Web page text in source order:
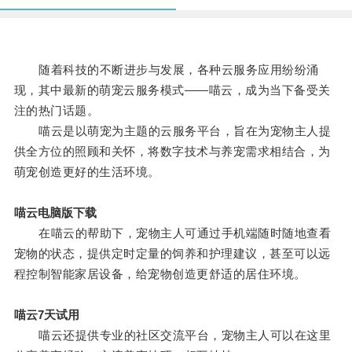
随着科技的不断进步与发展，各种云服务应用纷纷涌
现，其中最新的萌宠云服务模式——喵云，成为当下备受关
注的热门话题。
喵云是以萌宠为主题的云服务平台，旨在为宠物主人提
供全方位的照顾和关怀，将数字技术与养宠需求相结合，为
萌宠创造更好的生活环境。
喵云电脑版下载
在喵云的帮助下，宠物主人可通过手机端随时随地查看
宠物的状态，提供定时定量的饲养和护理建议，甚至可以远
程控制智能家居设备，给宠物创造更舒适的居住环境。
喵云7天试用
喵云还提供专业的社区交流平台，宠物主人可以在这里